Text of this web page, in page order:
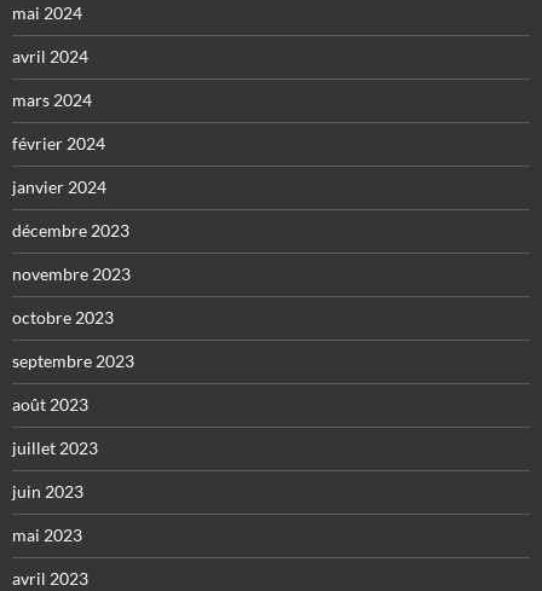
mai 2024
avril 2024
mars 2024
février 2024
janvier 2024
décembre 2023
novembre 2023
octobre 2023
septembre 2023
août 2023
juillet 2023
juin 2023
mai 2023
avril 2023